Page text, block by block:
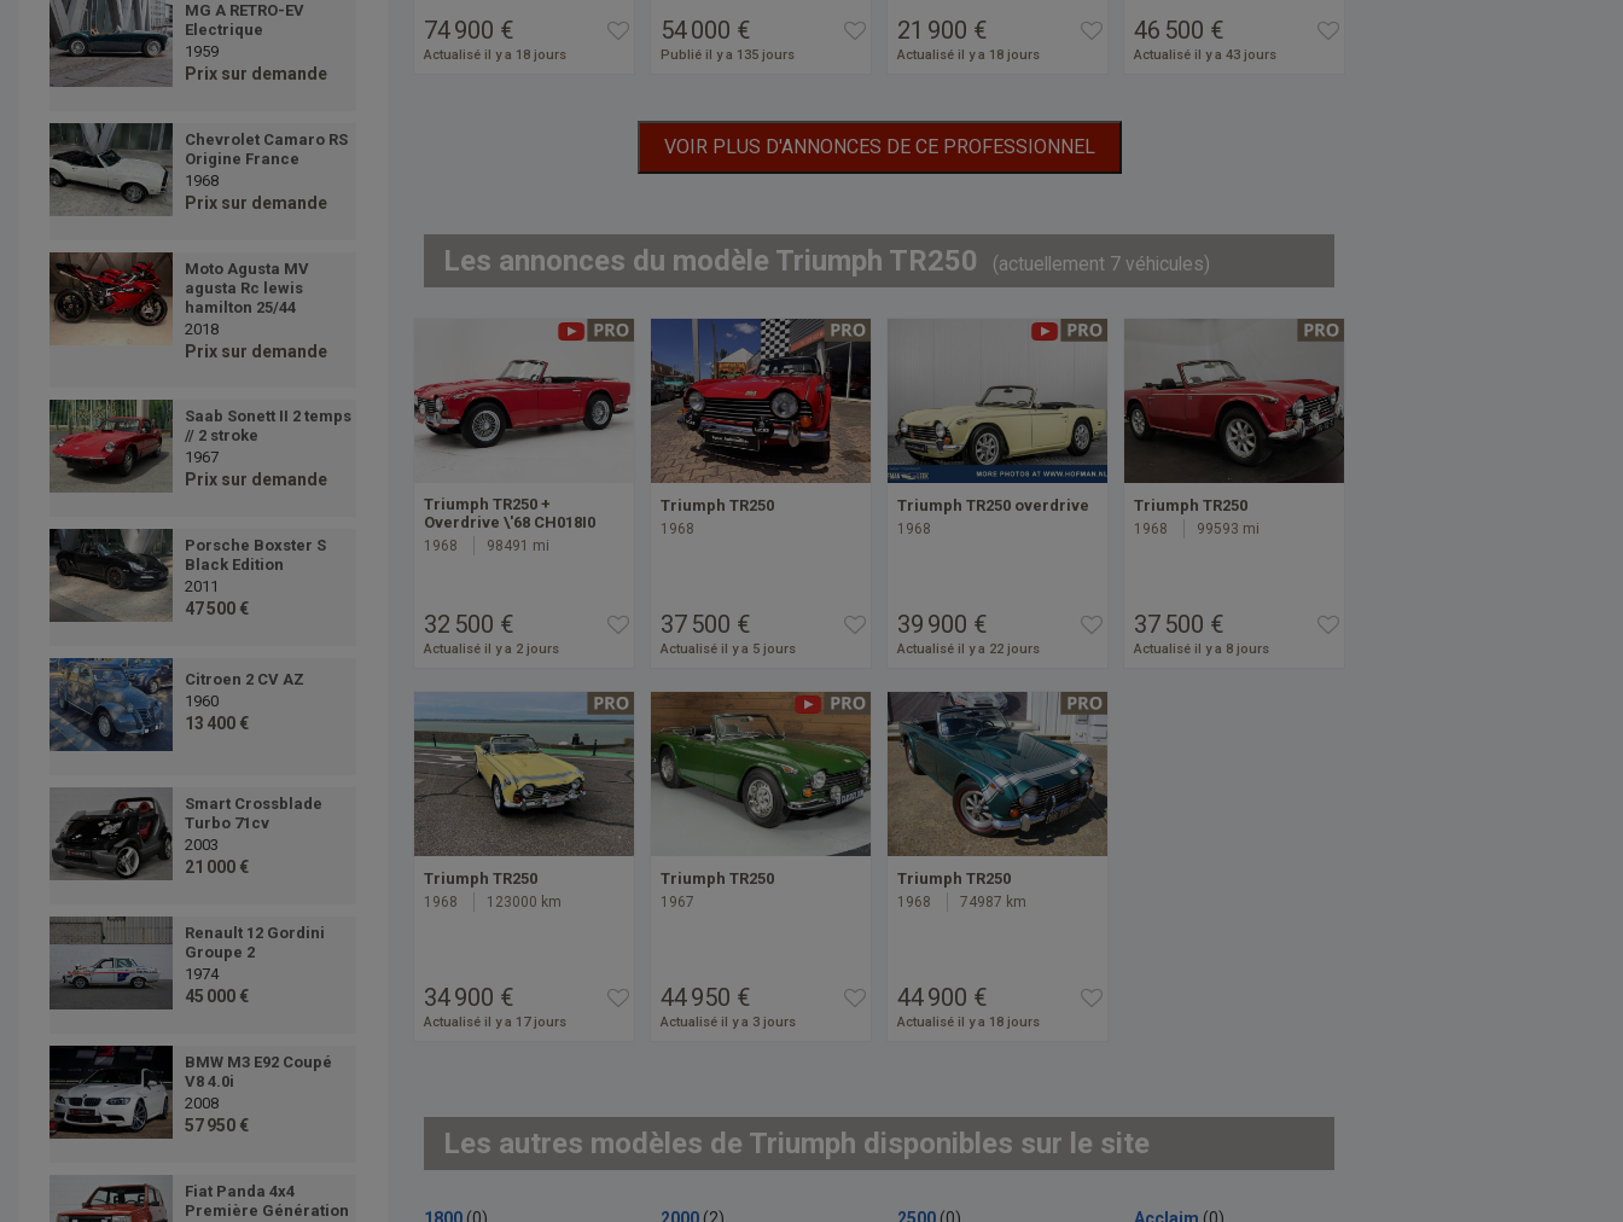
MG A RETRO-EV
Electrique
1959
Prix sur demande
Chevrolet Camaro RS
Origine France
1968
Prix sur demande
Moto Agusta MV
agusta Rc lewis
hamilton 25/44
2018
Prix sur demande
Saab Sonett II 2 temps
// 2 stroke
1967
Prix sur demande
Porsche Boxster S
Black Edition
2011
47 500 €
Citroen 2 CV AZ
1960
13 400 €
Smart Crossblade
Turbo 71cv
2003
21 000 €
Renault 12 Gordini
Groupe 2
1974
45 000 €
BMW M3 E92 Coupé
V8 4.0i
2008
57 950 €
Fiat Panda 4x4
Première Génération
74 900 €
Actualisé il y a 18 jours
54 000 €
Publié il y a 135 jours
21 900 €
Actualisé il y a 18 jours
46 500 €
Actualisé il y a 43 jours
VOIR PLUS D'ANNONCES DE CE PROFESSIONNEL
Les annonces du modèle Triumph TR250 (actuellement 7 véhicules)
Triumph TR250 +
Overdrive \'68 CH018I0
1968 98491 mi
32 500 €
Actualisé il y a 2 jours
Triumph TR250
1968
37 500 €
Actualisé il y a 5 jours
Triumph TR250 overdrive
1968
39 900 €
Actualisé il y a 22 jours
Triumph TR250
1968 99593 mi
37 500 €
Actualisé il y a 8 jours
Triumph TR250
1968 123000 km
34 900 €
Actualisé il y a 17 jours
Triumph TR250
1967
44 950 €
Actualisé il y a 3 jours
Triumph TR250
1968 74987 km
44 900 €
Actualisé il y a 18 jours
Les autres modèles de Triumph disponibles sur le site
1800 (0) 2000 (2) 2500 (0) Acclaim (0)